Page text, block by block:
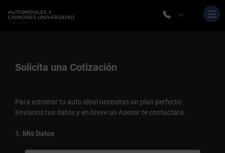
Solicita una Cotización
Para estrenar tu auto ideal necesitas un plan perfecto.
Envíanos tus datos y en breve un Asesor te contactará.
1. Mis Datos